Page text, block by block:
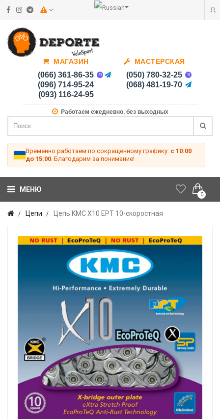
МАГАЗИН
(066) 361-86-35
(096) 714-95-24
(093) 116-24-95
МАСТЕРСКАЯ
(050) 780-32-25
(068) 481-19-70
Работаем ежедневно, без выходных
Временно работаем по сокращенному графику: с 10:00
до 15:00 . Благодарим за понимание!
0
МЕНЮ
Цепи Цепь KMC X10 EPT 10-скоростная